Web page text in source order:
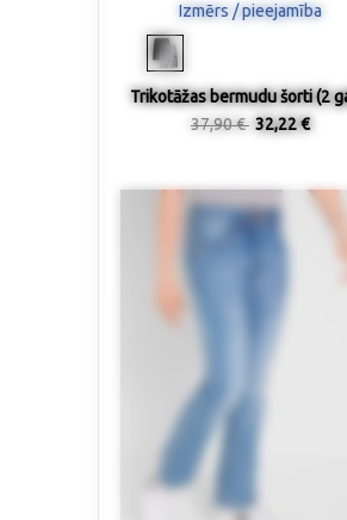
Izmērs / pieejamība
Trikotāžas bermudu šorti (2
37,90 € 32,22 €